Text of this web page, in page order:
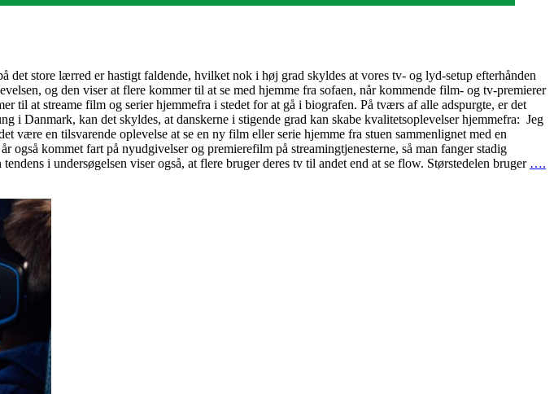
store lærred er hastigt faldende, hvilket nok i høj grad skyldes at vores tv- og lyd-setup efterhånden
og den viser at flere kommer til at se med hjemme fra sofaen, når kommende film- og tv-premierer
at streame film og serier hjemmefra i stedet for at gå i biografen. På tværs af alle adspurgte, er det
Danmark, kan det skyldes, at danskerne i stigende grad kan skabe kvalitetsoplevelser hjemmefra: Jeg
være en tilsvarende oplevelse at se en ny film eller serie hjemme fra stuen sammenlignet med en
kommet fart på nyudgivelser og premierefilm på streamingtjenesterne, så man fanger stadig
i undersøgelsen viser også, at flere bruger deres tv til andet end at se flow. Størstedelen bruger ….